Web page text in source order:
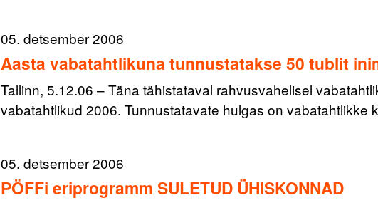
05. detsember 2006
Aasta vabatahtlikuna tunnustatakse 50 tublit
Tallinn, 5.12.06 – Täna tähistataval rahvusvahelisel
vabatahtlikud 2006. Tunnustatavate hulgas on
05. detsember 2006
PÖFFi eriprogramm SULETUD ÜHISKONNAD